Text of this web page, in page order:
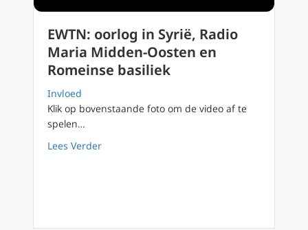
EWTN: oorlog in Syrië, Radio
Maria Midden-Oosten en
Romeinse basiliek
Invloed
Klik op bovenstaande foto om de video af te
spelen…
Lees Verderabout EWTN: oorlog in Syrië, Radio Maria